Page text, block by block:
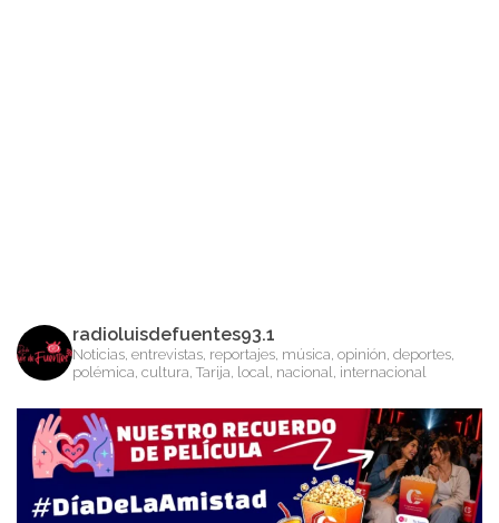
radioluisdefuentes93.1
Noticias, entrevistas, reportajes, música, opinión, deportes,
polémica, cultura, Tarija, local, nacional, internacional